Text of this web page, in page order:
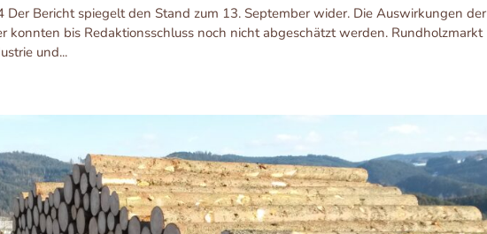
Bericht spiegelt den Stand zum 13. September wider. Die Auswirkungen der
konnten bis Redaktionsschluss noch nicht abgeschätzt werden. Rundholzmarkt
und...